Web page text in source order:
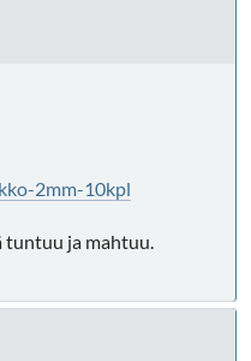
2mm-10kpl
tuntuu ja mahtuu.